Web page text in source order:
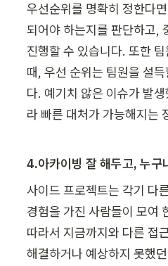
우선순위를 명확히 정한다
되어야 하는지를 판단하고,
진행할 수 있습니다. 또한
때, 우선 순위는 팀원을 설
다. 예기치 않은 이슈가 발
라 빠른 대처가 가능해지는
4.아카이빙 잘 해두고, 누구
사이드 프로젝트는 각기 다
경험을 가진 사람들이 모여
따라서 지금까지와 다른 접
해결하거나 예상하지 못했